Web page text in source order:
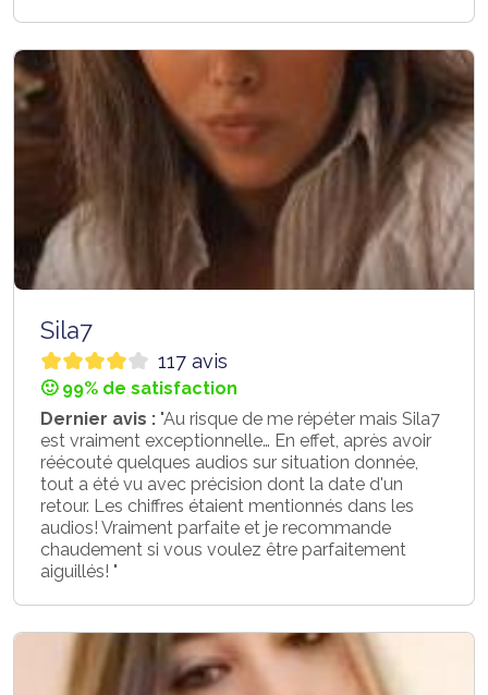
Sila7
117 avis
🙂 99% de satisfaction
Dernier avis : "Au risque de me répéter mais Sila7
est vraiment exceptionnelle… En effet, après avoir
réécouté quelques audios sur situation donnée,
tout a été vu avec précision dont la date d'un
retour. Les chiffres étaient mentionnés dans les
audios! Vraiment parfaite et je recommande
chaudement si vous voulez être parfaitement
aiguillés! "